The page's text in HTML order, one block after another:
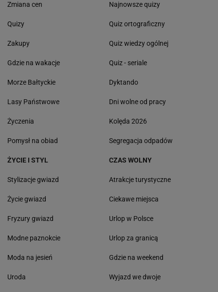
Zmiana cen
Quizy
Zakupy
Gdzie na wakacje
Morze Bałtyckie
Lasy Państwowe
Życzenia
Pomysł na obiad
Najnowsze quizy
Quiz ortograficzny
Quiz wiedzy ogólnej
Quiz - seriale
Dyktando
Dni wolne od pracy
Kolęda 2026
Segregacja odpadów
ŻYCIE I STYL
Stylizacje gwiazd
Życie gwiazd
Fryzury gwiazd
Modne paznokcie
Moda na jesień
Uroda
CZAS WOLNY
Atrakcje turystyczne
Ciekawe miejsca
Urlop w Polsce
Urlop za granicą
Gdzie na weekend
Wyjazd we dwoje